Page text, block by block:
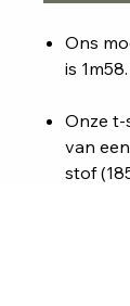
Ons
is 1m58.
Onze t-
van
stof